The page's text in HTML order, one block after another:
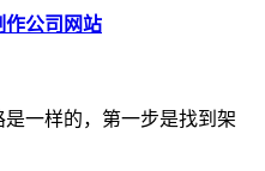
作公司网站
一样的，第一步是找到架